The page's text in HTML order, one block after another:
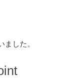
した。